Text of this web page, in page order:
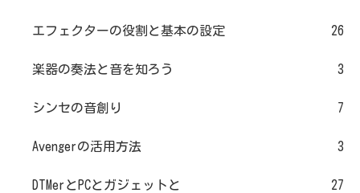
エフェクターの役割と基本の設定 26
楽器の奏法と音を知ろう 3
シンセの音創り 7
Avengerの活用方法 3
DTMerとPCとガジェットと 27